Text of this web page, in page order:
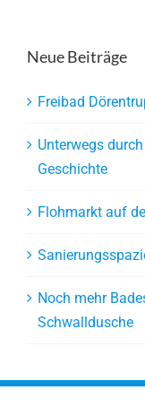
Neue Beiträge
Freibad
Unterwegs
Geschichte
Flohmarkt auf
Noch mehr
Schwalldusche